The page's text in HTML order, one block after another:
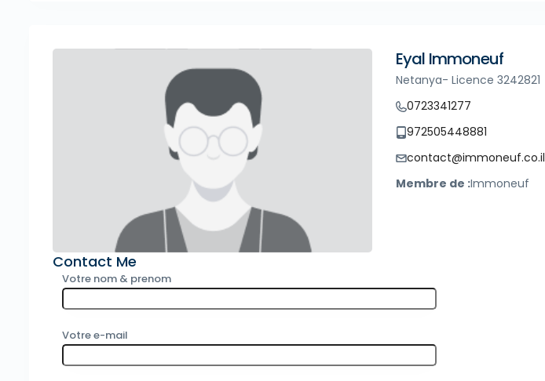
Eyal Immoneuf
Netanya- Licence 3242821
0723341277
972505448881
contact@immoneuf.co.il
Membre de :Immoneuf
Contact Me
Votre nom & prenom
Votre e-mail